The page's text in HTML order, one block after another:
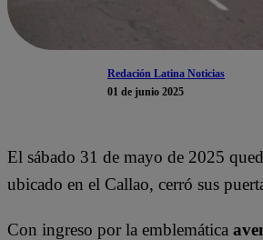
Redación Latina Noticias
01 de junio 2025
El sábado 31 de mayo de 2025
ubicado en el Callao, cerró sus
Con ingreso por la emblemática